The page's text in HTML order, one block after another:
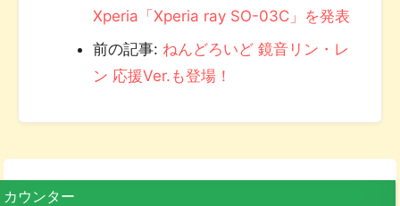
Xperia「Xperia ray SO-03C」を発表
前の記事: ねんどろいど 鏡音リン・レ
ン 応援Ver.も登場！
カウンター